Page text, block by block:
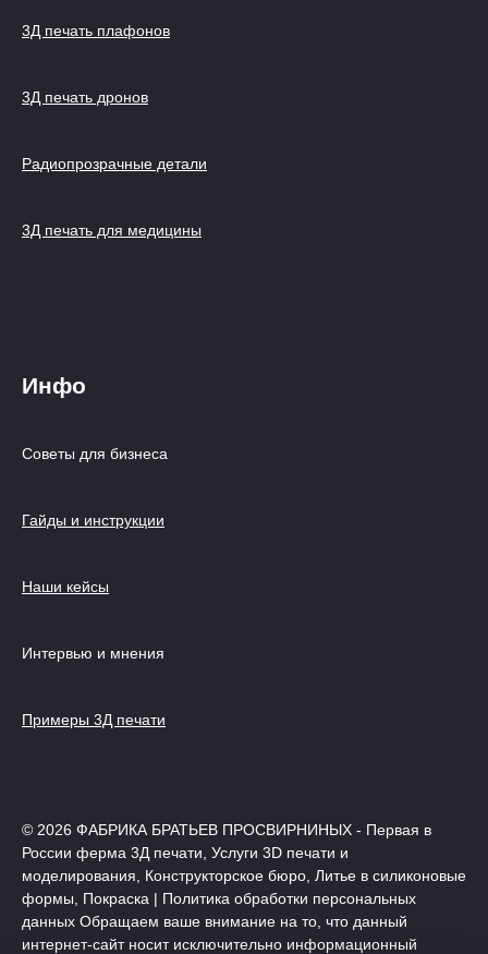
3Д печать плафонов
3Д печать дронов
Радиопрозрачные детали
3Д печать для медицины
Инфо
Советы для бизнеса
Гайды и инструкции
Наши кейсы
Интервью и мнения
Примеры 3Д печати
© 2026 ФАБРИКА БРАТЬЕВ ПРОСВИРНИНЫХ - Первая в
России ферма 3Д печати, Услуги 3D печати и
моделирования, Конструкторское бюро, Литье в силиконовые
формы, Покраска | Политика обработки персональных
данных Обращаем ваше внимание на то, что данный
интернет-сайт носит исключительно информационный